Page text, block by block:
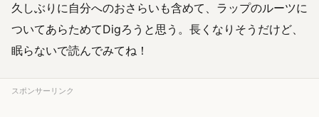
久しぶりに自分へのおさらいも含めて、ラップのルーツに
ついてあらためてDigろうと思う。長くなりそうだけど、
眠らないで読んでみてね！
スポンサーリンク